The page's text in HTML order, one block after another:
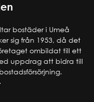
bostäder i Umeå
sig från 1953, då det
ombildat till ett
uppdrag att bidra till